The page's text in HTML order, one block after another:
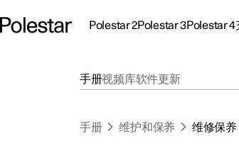
Polestar 2Polestar 3Polestar 4
手册视频库软件更新
手册 维护和保养 维修保养